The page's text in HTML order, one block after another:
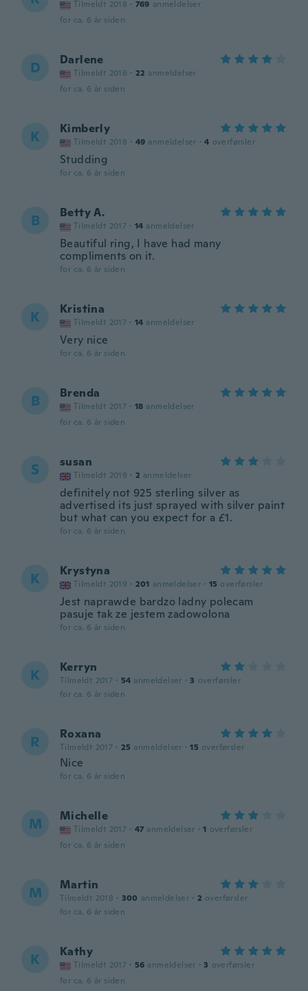
Tilmeldt 2018 · 769 anmeldelser
for ca. 6 år siden
D Darlene
Tilmeldt 2016 · 22 anmeldelser
for ca. 6 år siden
K Kimberly
Tilmeldt 2018 · 49 anmeldelser · 4 overførsler
Studding
for ca. 6 år siden
B Betty A.
Tilmeldt 2017 · 14 anmeldelser
Beautiful ring, I have had many
compliments on it.
for ca. 6 år siden
K Kristina
Tilmeldt 2017 · 14 anmeldelser
Very nice
for ca. 6 år siden
B Brenda
Tilmeldt 2017 · 18 anmeldelser
for ca. 6 år siden
S susan
Tilmeldt 2019 · 2 anmeldelser
definitely not 925 sterling silver as
advertised its just sprayed with silver paint
but what can you expect for a £1.
for ca. 6 år siden
K Krystyna
Tilmeldt 2019 · 201 anmeldelser · 15 overførsler
Jest naprawde bardzo ladny polecam
pasuje tak ze jestem zadowolona
for ca. 6 år siden
K Kerryn
Tilmeldt 2017 · 54 anmeldelser · 3 overførsler
for ca. 6 år siden
R Roxana
Tilmeldt 2017 · 25 anmeldelser · 15 overførsler
Nice
for ca. 6 år siden
M Michelle
Tilmeldt 2017 · 47 anmeldelser · 1 overførsler
for ca. 6 år siden
M Martin
Tilmeldt 2018 · 300 anmeldelser · 2 overførsler
for ca. 6 år siden
K Kathy
Tilmeldt 2017 · 56 anmeldelser · 3 overførsler
for ca. 6 år siden